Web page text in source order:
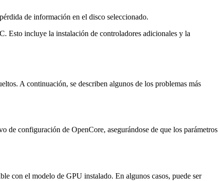
de información en el disco seleccionado.
Esto incluye la instalación de controladores adicionales y la
A continuación, se describen algunos de los problemas más
de configuración de OpenCore, asegurándose de que los parámetros
con el modelo de GPU instalado. En algunos casos, puede ser